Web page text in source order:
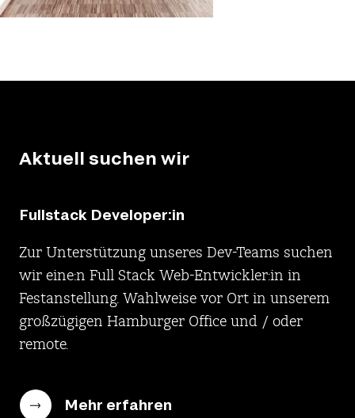
Aktuell suchen wir
Fullstack Developer:in
Zur Unterstützung unseres Dev-Teams suchen
wir eine:n Full Stack Web-Entwickler:in in
Festanstellung. Wahlweise vor Ort in unserem
großzügigen Hamburger Office und / oder
remote.
Mehr erfahren